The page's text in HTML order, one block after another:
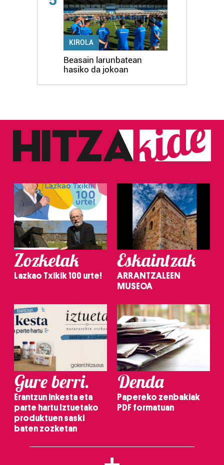
KIROLA
Beasain larunbatean
hasiko da jokoan
Zozketak
Lazkao Txikik 100 urte!
Eskaintzak
ARRANTZALEEN
MUSEOA
Gure berri.
Erantzun inkesta eta
parte hartu Iztuetako
produktuen saski
baten zozketan
Denda
Papereko zenbakiak
PDF formatuan